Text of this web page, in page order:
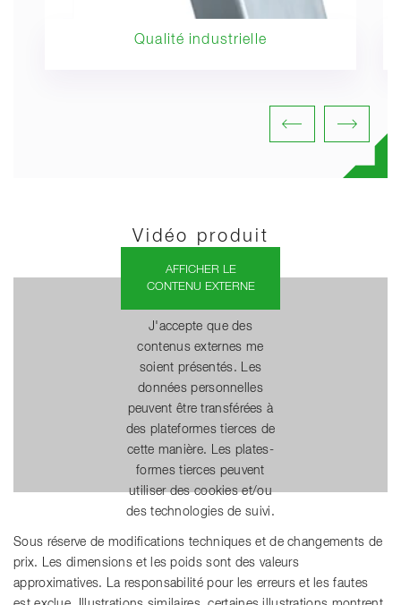
Qualité industrielle
Vidéo produit
AFFICHER LE
CONTENU EXTERNE
J'accepte que des
contenus externes me
soient présentés. Les
données personnelles
peuvent être transférées à
des plateformes tierces de
cette manière. Les plates-
formes tierces peuvent
utiliser des cookies et/ou
des technologies de suivi.
Sous réserve de modifications techniques et de changements de
prix. Les dimensions et les poids sont des valeurs
approximatives. La responsabilité pour les erreurs et les fautes